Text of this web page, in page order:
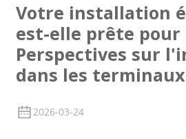
Votre installation
est-elle prête pour
Perspectives sur
dans les terminaux
2026-03-24